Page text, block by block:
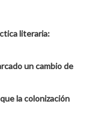
literaria:
un cambio de
la colonización